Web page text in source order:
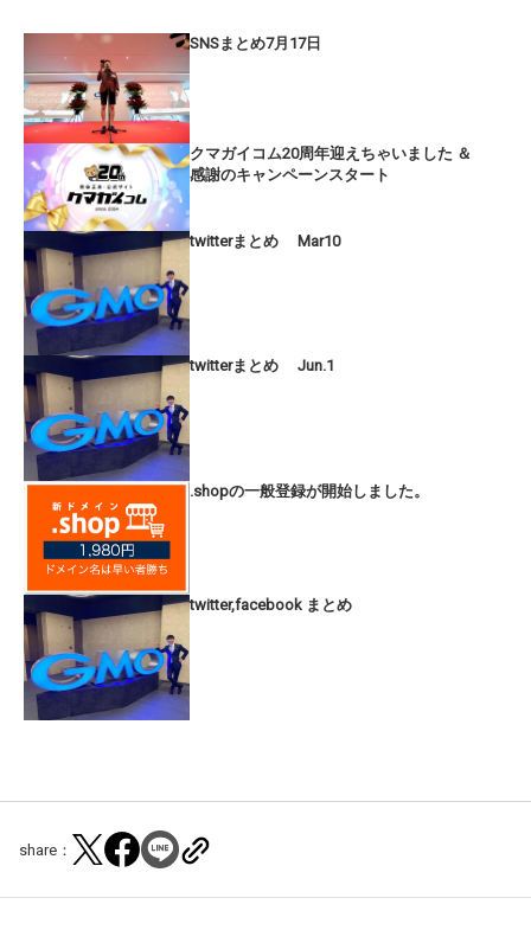
SNSまとめ7月17日
クマガイコム20周年迎えちゃいました ＆
感謝のキャンペーンスタート
twitterまとめ Mar10
twitterまとめ Jun.1
.shopの一般登録が開始しました。
twitter,facebook まとめ
share：